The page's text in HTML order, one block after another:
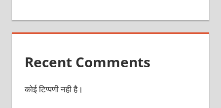
Recent Comments
कोई टिप्पणी नही है।